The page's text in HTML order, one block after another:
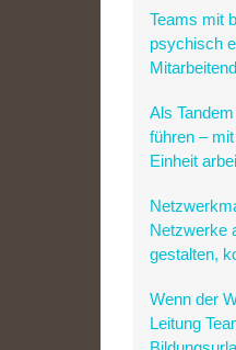
Teams mit
psychisch
21.04.2027
Als
führen –
Einheit
Netzwerke
gestalten,
09.06.2027
Wenn der
Leitung